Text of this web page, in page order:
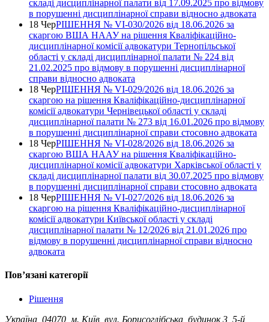
складі дисциплінарної палати від 17.09.2025 про відмову
в порушенні дисциплінарної справи відносно адвоката
18 ЧерРІШЕННЯ № VІ-030/2026 від 18.06.2026 за
скаргою ВША НААУ на рішення Кваліфікаційно-
дисциплінарної комісії адвокатури Тернопільської
області у складі дисциплінарної палати № 224 від
21.02.2025 про відмову в порушенні дисциплінарної
справи відносно адвоката
18 ЧерРІШЕННЯ № VІ-029/2026 від 18.06.2026 за
скаргою на рішення Кваліфікаційно-дисциплінарної
комісії адвокатури Чернівецької області у складі
дисциплінарної палати № 273 від 16.01.2026 про відмову
в порушенні дисциплінарної справи стосовно адвоката
18 ЧерРІШЕННЯ № VІ-028/2026 від 18.06.2026 за
скаргою ВША НААУ на рішення Кваліфікаційно-
дисциплінарної комісії адвокатури Харківської області у
складі дисциплінарної палати від 30.07.2025 про відмову
в порушенні дисциплінарної справи стосовно адвоката
18 ЧерРІШЕННЯ № VІ-027/2026 від 18.06.2026 за
скаргою на рішення Кваліфікаційно-дисциплінарної
комісії адвокатури Київської області у складі
дисциплінарної палати № 12/2026 від 21.01.2026 про
відмову в порушенні дисциплінарної справи відносно
адвоката
Повʼязані категорії
Рішення
Україна, 04070, м. Київ, вул. Борисоглібська, будинок 3, 5-й